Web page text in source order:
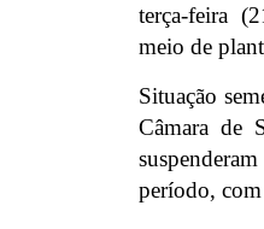
terça-feira
meio de
Situação
Câmara de
período,